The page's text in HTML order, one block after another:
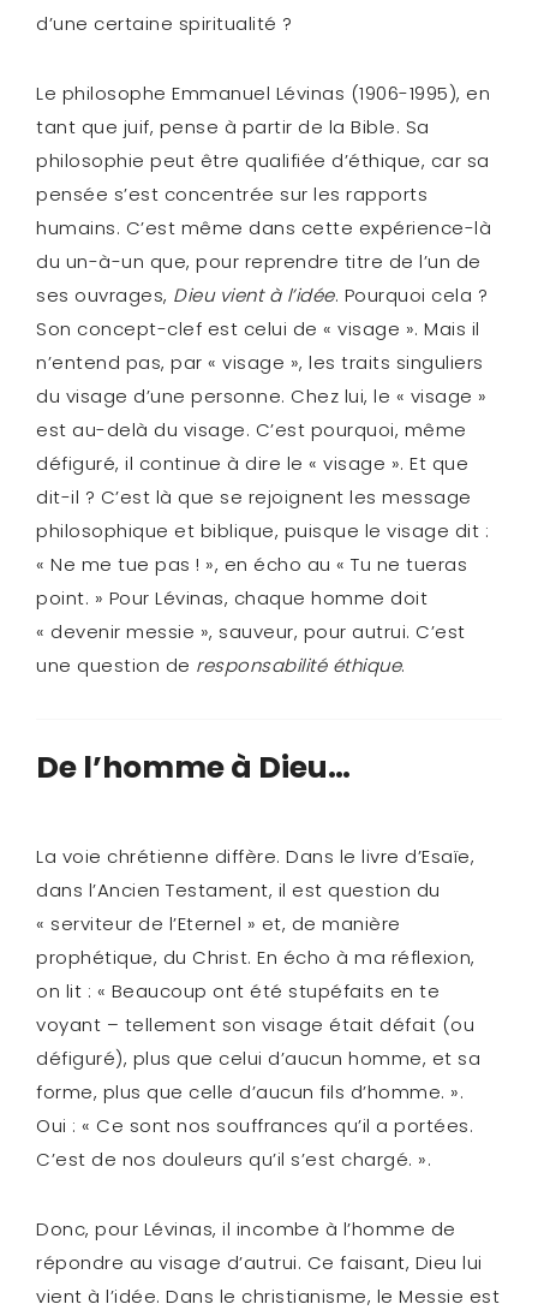
d’une certaine spiritualité ?
Le philosophe Emmanuel Lévinas (1906-1995), en
tant que juif, pense à partir de la Bible. Sa
philosophie peut être qualifiée d’éthique, car sa
pensée s’est concentrée sur les rapports
humains. C’est même dans cette expérience-là
du un-à-un que, pour reprendre titre de l’un de
ses ouvrages, Dieu vient à l’idée. Pourquoi cela ?
Son concept-clef est celui de « visage ». Mais il
n’entend pas, par « visage », les traits singuliers
du visage d’une personne. Chez lui, le « visage »
est au-delà du visage. C’est pourquoi, même
défiguré, il continue à dire le « visage ». Et que
dit-il ? C’est là que se rejoignent les message
philosophique et biblique, puisque le visage dit :
« Ne me tue pas ! », en écho au « Tu ne tueras
point. » Pour Lévinas, chaque homme doit
« devenir messie », sauveur, pour autrui. C’est
une question de responsabilité éthique.
De l’homme à Dieu…
La voie chrétienne diffère. Dans le livre d’Esaïe,
dans l’Ancien Testament, il est question du
« serviteur de l’Eternel » et, de manière
prophétique, du Christ. En écho à ma réflexion,
on lit : « Beaucoup ont été stupéfaits en te
voyant – tellement son visage était défait (ou
défiguré), plus que celui d’aucun homme, et sa
forme, plus que celle d’aucun fils d’homme. ».
Oui : « Ce sont nos souffrances qu’il a portées.
C’est de nos douleurs qu’il s’est chargé. ».
Donc, pour Lévinas, il incombe à l’homme de
répondre au visage d’autrui. Ce faisant, Dieu lui
vient à l’idée. Dans le christianisme, le Messie est